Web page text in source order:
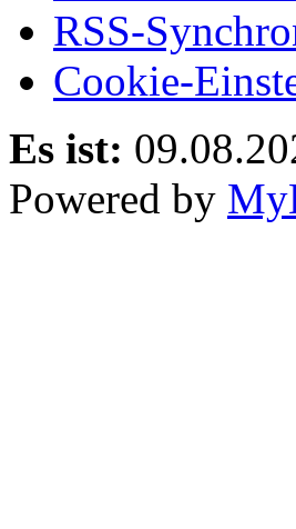
RSS-
Cookie-
Es ist:
Powered by